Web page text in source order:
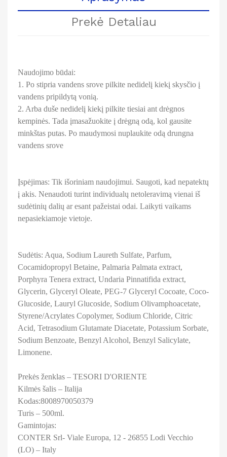
Prekė Detaliau
Naudojimo būdai:
1. Po stipria vandens srove pilkite nedidelį kiekį skysčio į
vandens pripildytą vonią.
2. Arba duše nedidelį kiekį pilkite tiesiai ant drėgnos
kempinės. Tada įmasažuokite į drėgną odą, kol gausite
minkštas putas. Po maudymosi nuplaukite odą drungna
vandens srove
Įspėjimas: Tik išoriniam naudojimui. Saugoti, kad nepatektų
į akis. Nenaudoti turint individualų netoleravimą vienai iš
sudėtinių dalių ar esant pažeistai odai. Laikyti vaikams
nepasiekiamoje vietoje.
Sudėtis: Aqua, Sodium Laureth Sulfate, Parfum,
Cocamidopropyl Betaine, Palmaria Palmata extract,
Porphyra Tenera extract, Undaria Pinnatifida extract,
Glycerin, Glyceryl Oleate, PEG-7 Glyceryl Cocoate, Coco-
Glucoside, Lauryl Glucoside, Sodium Olivamphoacetate,
Styrene/Acrylates Copolymer, Sodium Chloride, Citric
Acid, Tetrasodium Glutamate Diacetate, Potassium Sorbate,
Sodium Benzoate, Benzyl Alcohol, Benzyl Salicylate,
Limonene.
Prekės ženklas – TESORI D'ORIENTE
Kilmės šalis – Italija
Kodas:8008970050379
Turis – 500ml.
Gamintojas:
CONTER Srl- Viale Europa, 12 - 26855 Lodi Vecchio
(LO) – Italy